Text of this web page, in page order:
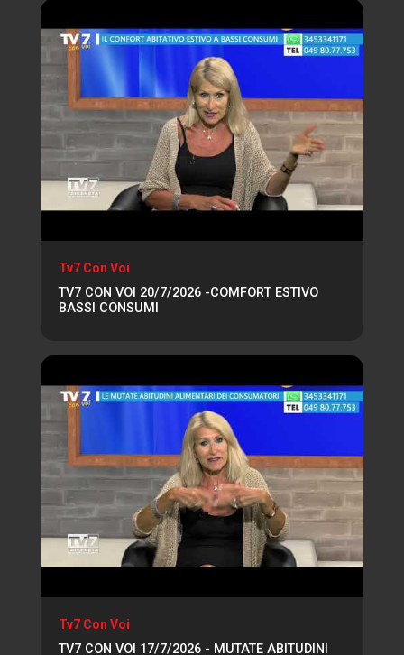
Tv7 Con Voi
TV7 CON VOI 20/7/2026 -COMFORT ESTIVO
BASSI CONSUMI
Tv7 Con Voi
TV7 CON VOI 17/7/2026 - MUTATE ABITUDINI